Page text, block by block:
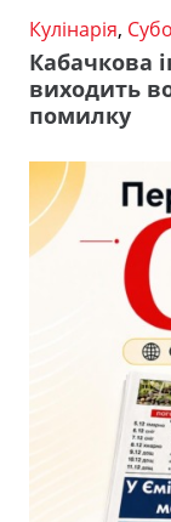
Кулінарія,
Кабачкова
виходить
помилку